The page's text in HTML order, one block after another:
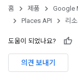
홈 제품 Google
Places API
리
도움이 되었나요?
의견 보내기